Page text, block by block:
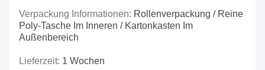
Verpackung Informationen: Rollenverpackung / Reine
Poly-Tasche Im Inneren / Kartonkasten Im
Außenbereich
Lieferzeit: 1 Wochen